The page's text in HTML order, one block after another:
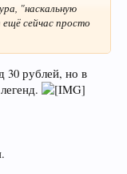
"наскальную
сейчас просто
30 рублей, но в